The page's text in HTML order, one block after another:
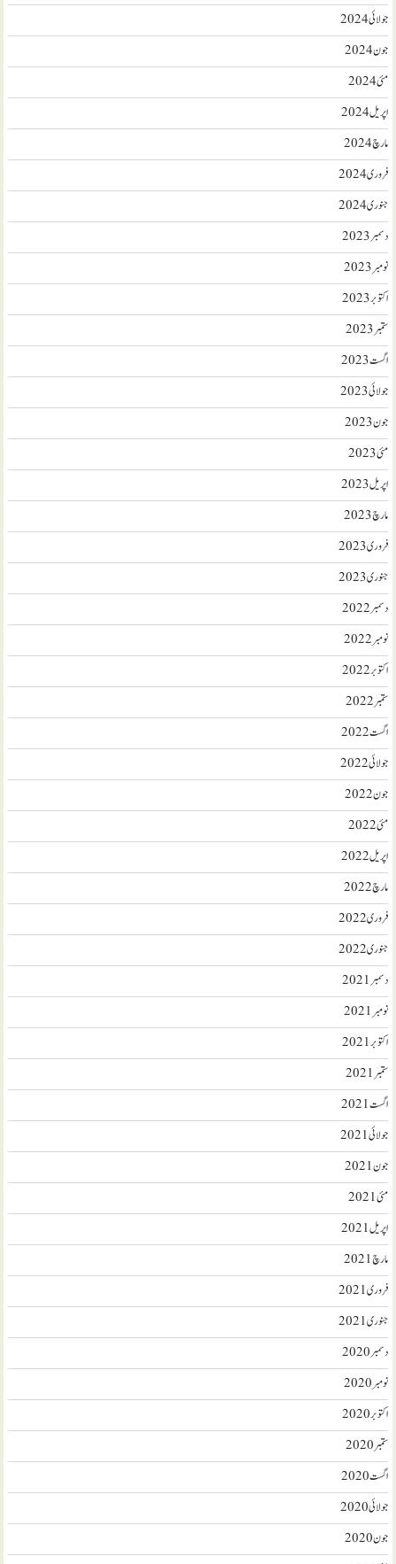
جولائی 2024
جون 2024
مئی 2024
اپریل 2024
مارچ 2024
فروری 2024
جنوری 2024
دسمبر 2023
نومبر 2023
اکتوبر 2023
ستمبر 2023
اگست 2023
جولائی 2023
جون 2023
مئی 2023
اپریل 2023
مارچ 2023
فروری 2023
جنوری 2023
دسمبر 2022
نومبر 2022
اکتوبر 2022
ستمبر 2022
اگست 2022
جولائی 2022
جون 2022
مئی 2022
اپریل 2022
مارچ 2022
فروری 2022
جنوری 2022
دسمبر 2021
نومبر 2021
اکتوبر 2021
ستمبر 2021
اگست 2021
جولائی 2021
جون 2021
مئی 2021
اپریل 2021
مارچ 2021
فروری 2021
جنوری 2021
دسمبر 2020
نومبر 2020
اکتوبر 2020
ستمبر 2020
اگست 2020
جولائی 2020
جون 2020